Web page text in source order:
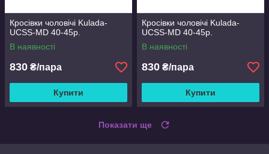
Кросівки чоловічі Kulada-
UCSS-MD 40-45р.
В наявності
830 ₴/пара
Купити
Кросівки чоловічі Kulada-
UCSS-MD 40-45р.
В наявності
830 ₴/пара
Купити
Показати ще